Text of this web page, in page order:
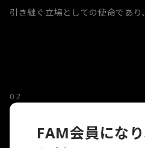
引き継ぐ立場としての使命であり
02
IDEA
FAM会員にな